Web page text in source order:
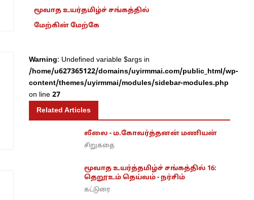
மூவாத உயர்தமிழ்ச் சங்கத்தில்
மேற்கின் மேற்கே
Warning: Undefined variable $args in
/home/u627365122/domains/uyirmmai.com/public_html/wp-
content/themes/uyirmmai/modules/sidebar-modules.php
on line27
Related Articles
லீலை - ம.கோவர்த்தனன் மணியன்
சிறுகதை
மூவாத உயர்த்தமிழ்ச் சங்கத்தில் 16:
தெறூஉம் தெய்வம் - நர்சிம்
கட்டுரை